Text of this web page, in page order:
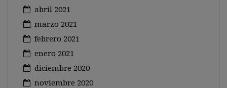
abril 2021
marzo 2021
febrero 2021
enero 2021
diciembre 2020
noviembre 2020